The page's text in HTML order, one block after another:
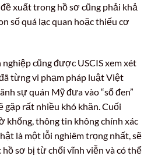
xuất trong hồ sơ cũng phải khả
số quá lạc quan hoặc thiếu cơ
cũng được USCIS xem xét
từng vi phạm pháp luật Việt
sự quán Mỹ đưa vào “sổ đen”
gặp rất nhiều khó khăn. Cuối
khống, thông tin không chính xác
là một lỗi nghiêm trọng nhất, sẽ
sơ bị từ chối vĩnh viễn và có thể